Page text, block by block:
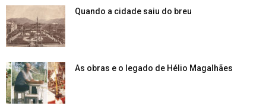
Quando a cidade saiu do breu
As obras e o legado de Hélio Magalhães